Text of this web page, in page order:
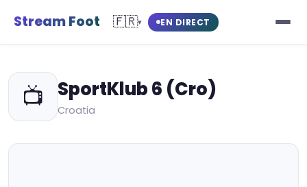
Stream Foot 🇫🇷▾ EN DIRECT
📺 SportKlub 6 (Cro)
Croatia